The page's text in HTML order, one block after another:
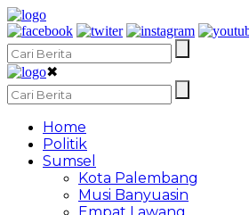
✖
Home
Politik
Sumsel
Kota Palembang
Musi Banyuasin